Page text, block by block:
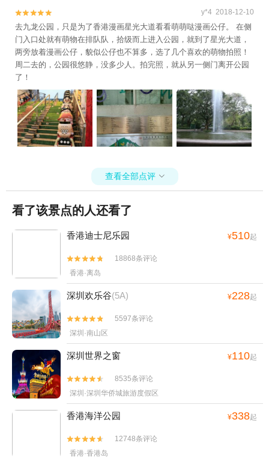

 y*4 2018-12-10
去九龙公园，只是为了香港漫画星光大道看看萌萌哒漫画公仔。 在侧
门入口处就有萌物在排队队，拾级而上进入公园，就到了星光大道，
两旁放着漫画公仔，貌似公仔也不算多，选了几个喜欢的萌物拍照！
周二去的，公园很悠静，没多少人。拍完照，就从另一侧门离开公园
了！
查看全部点评 
看了该景点的人还看了
香港迪士尼乐园 ¥510起


18868条评论
香港·离岛
深圳欢乐谷(5A) ¥228起


5597条评论
深圳·南山区
深圳世界之窗 ¥110起


8535条评论
深圳·深圳华侨城旅游度假区
香港海洋公园 ¥338起


12748条评论
香港·香港岛